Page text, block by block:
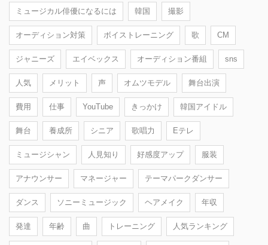
ミュージカル俳優になるには 韓国 撮影
オーディション対策 ボイストレーニング 歌 CM
ジャニーズ エイベックス オーディション番組 sns
人気 メリット 声 オムツモデル 舞台出演
費用 仕事 YouTube きっかけ 韓国アイドル
舞台 養成所 シニア 歌唱力 Eテレ
ミュージシャン 人見知り 好感度アップ 服装
アナウンサー マネージャー テーマパークダンサー
ダンス ソニーミュージック ヘアメイク 年収
発達 年齢 曲 トレーニング 人気ランキング